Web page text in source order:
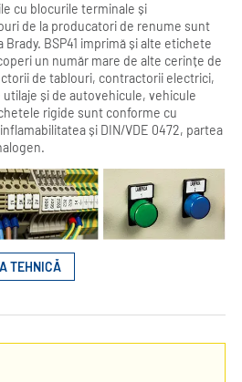
cu blocurile terminale și
de la producatori de renume sunt
BSP41 imprimă și alte etichete
un număr mare de alte cerințe de
de tablouri, contractorii electrici,
și de autovehicule, vehicule
rigide sunt conforme cu
și DIN/VDE 0472, partea
TEHNICĂ